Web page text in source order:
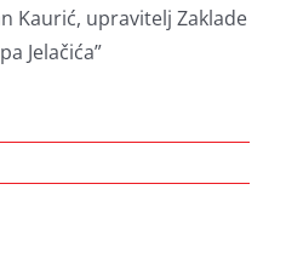
Kaurić, upravitelj Zaklade
Jelačića”